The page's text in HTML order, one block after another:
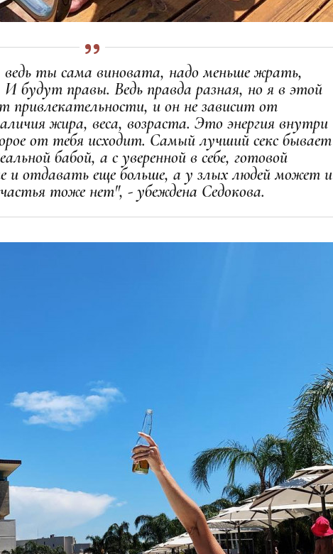
ты сама виновата, надо меньше жрать,
И будут правы. Ведь правда разная, но я в этой
привлекательности, и он не зависит от
жира, веса, возраста. Это энергия внутри
от тебя исходит. Самый лучший секс бывает
бабой, а с уверенной в себе, готовой
и отдавать еще больше, а у злых людей может и
тоже нет", - убеждена Седокова.